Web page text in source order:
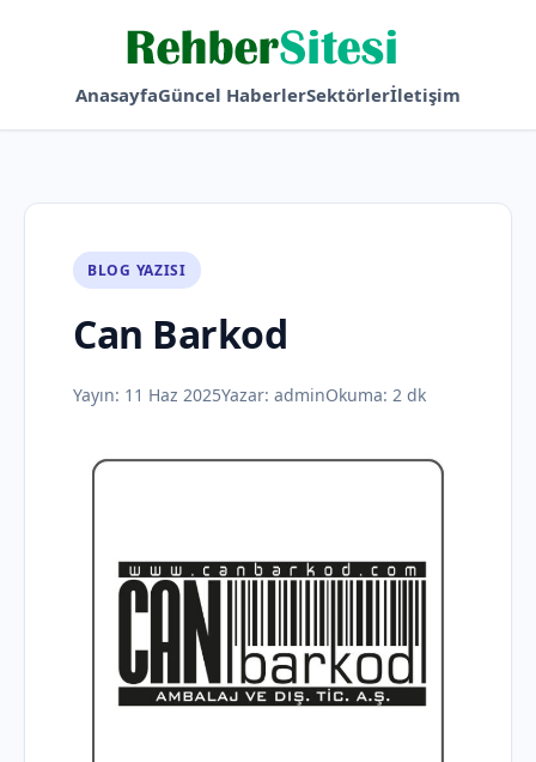
AnasayfaGüncel HaberlerSektörlerİletişim
BLOG YAZISI
Can Barkod
Yayın: 11 Haz 2025Yazar: adminOkuma: 2 dk